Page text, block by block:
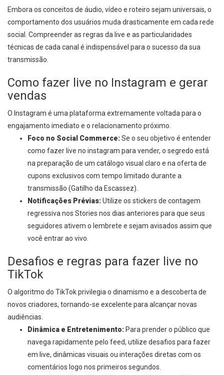
Embora os conceitos de áudio, vídeo e roteiro sejam universais, o
comportamento dos usuários muda drasticamente em cada rede
social. Compreender as regras da live e as particularidades
técnicas de cada canal é indispensável para o sucesso da sua
transmissão.
Como fazer live no Instagram e gerar
vendas
O Instagram é uma plataforma extremamente voltada para o
engajamento imediato e o relacionamento próximo.
Foco no Social Commerce:Se o seu objetivo é entender
como fazer live no instagram para vender, o segredo está
na preparação de um catálogo visual claro e na oferta de
cupons exclusivos com tempo limitado durante a
transmissão (Gatilho da Escassez).
Notificações Prévias:Utilize os stickers de contagem
regressiva nos Stories nos dias anteriores para que seus
seguidores ativem o lembrete e sejam avisados assim que
você entrar ao vivo.
Desafios e regras para fazer live no
TikTok
O algoritmo do TikTok privilegia o dinamismo e a descoberta de
novos criadores, tornando-se excelente para alcançar novas
audiências.
Dinâmica e Entretenimento: Para prender o público que
navega rapidamente pelo feed, utilize desafios para fazer
em live, dinâmicas visuais ou interações diretas com os
comentários logo nos primeiros segundos.